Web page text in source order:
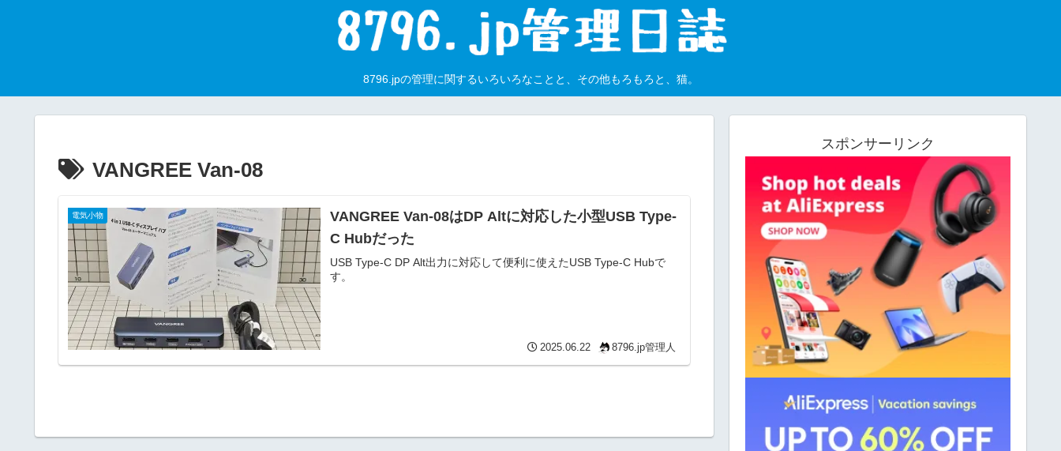
8796.jpの管理に関するいろいろなことと、その他もろもろと、猫。
VANGREE Van-08
電気小物
VANGREE Van-08はDP Altに対応した小型USB Type-
C Hubだった
USB Type-C DP Alt出力に対応して便利に使えたUSB Type-C Hubで
す。
2025.06.22 8796.jp管理人
スポンサーリンク